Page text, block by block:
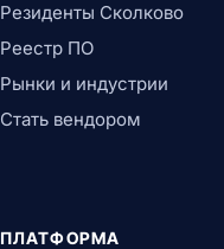
Резиденты Сколково
Реестр ПО
Рынки и индустрии
Стать вендором
ПЛАТФОРМА